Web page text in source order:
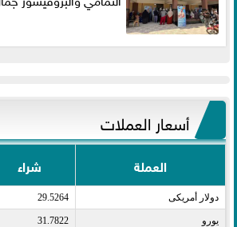
أسعار العملات
العملة شراء
دولار أمريكى​ 29.5264
يورو​ 31.7822